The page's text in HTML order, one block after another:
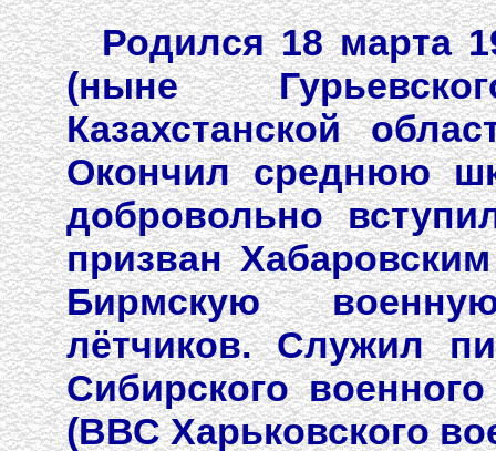
Родился 18 марта
(ныне
Казахстанской
Окончил среднюю
добровольно
призван
Бирмскую
лётчиков. Служил
Сибирского
(ВВС Харьковского